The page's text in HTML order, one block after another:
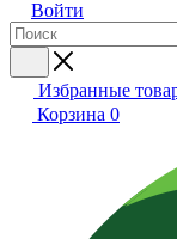
Войти
Избранные
Корзина 0